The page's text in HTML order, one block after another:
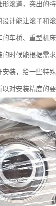
滚道，突出的
计能让滚子和
车桥、重型机
时候能根据需
装，给一些特
对安装精度的要